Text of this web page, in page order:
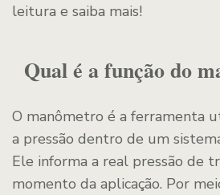
leitura e saiba mais!
Qual é a função do
O manômetro é a ferramenta
a pressão dentro de um
Ele informa a real pressão de
momento da aplicação. Por